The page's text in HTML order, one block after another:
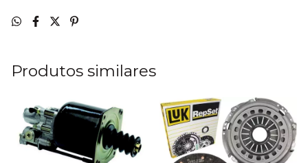
Produtos similares